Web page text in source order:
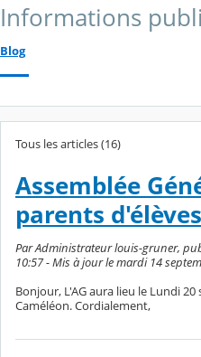
Informations
Blog
Tous les articles (16)
Assemblée
parents d'élèves
Par Administrateur louis-gruner,
10:57 - Mis à jour le mardi 14
Bonjour, L'AG aura lieu le Lundi
Caméléon. Cordialement,